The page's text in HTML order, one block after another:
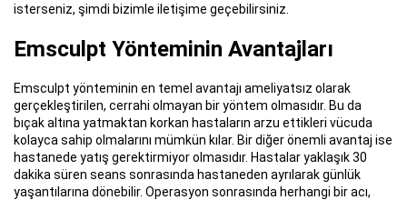
isterseniz, şimdi bizimle iletişime geçebilirsiniz.
Emsculpt Yönteminin Avantajları
Emsculpt yönteminin en temel avantajı ameliyatsız olarak
gerçekleştirilen, cerrahi olmayan bir yöntem olmasıdır. Bu da
bıçak altına yatmaktan korkan hastaların arzu ettikleri vücuda
kolayca sahip olmalarını mümkün kılar. Bir diğer önemli avantaj ise
hastanede yatış gerektirmiyor olmasıdır. Hastalar yaklaşık 30
dakika süren seans sonrasında hastaneden ayrılarak günlük
yaşantılarına dönebilir. Operasyon sonrasında herhangi bir acı,